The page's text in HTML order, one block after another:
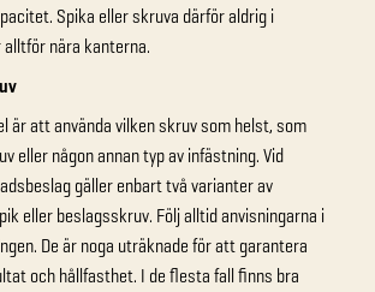
Spika eller skruva därför aldrig i
nära kanterna.
är att använda vilken skruv som helst, som
eller någon annan typ av infästning. Vid
gäller enbart två varianter av
eller beslagsskruv. Följ alltid anvisningarna i
De är noga uträknade för att garantera
och hållfasthet. I de flesta fall finns bra